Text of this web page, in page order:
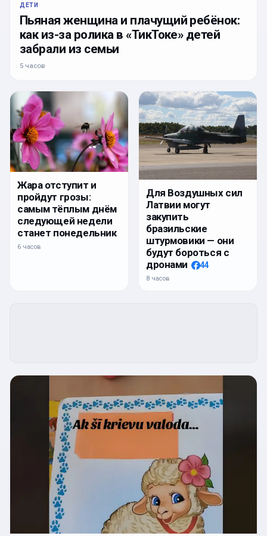
ДЕТИ
Пьяная женщина и плачущий ребёнок:
как из-за ролика в «ТикТоке» детей
забрали из семьи
5 часов
Жара отступит и
пройдут грозы:
самым тёплым днём
следующей недели
станет понедельник
6 часов
Для Воздушных сил
Латвии могут
закупить
бразильские
штурмовики — они
будут бороться с
дронами
44
8 часов